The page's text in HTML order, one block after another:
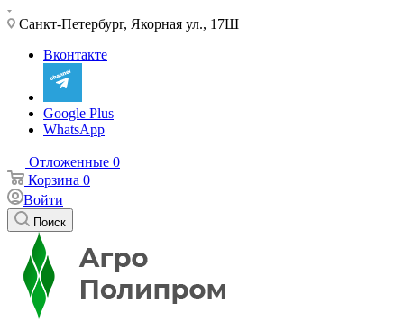
Санкт-Петербург, Якорная ул., 17Ш
Вконтакте
Google Plus
WhatsApp
Отложенные 0
Корзина 0
Войти
Поиск